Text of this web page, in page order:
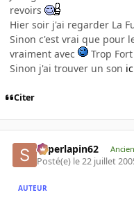
revoirs
Hier soir j'ai regarder La
Sinon c'est vrai que pour
vraiment avec
Trop Fort
Sinon j'ai trouver un son
Citer
superlapin62 Ancien
Posté(e) le 22 juillet
AUTEUR